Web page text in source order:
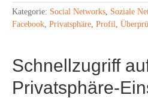
Kategorie: Social Networks, Soziale
Facebook, Privatsphäre, Profil,
Schnellzugriff
Privatsphäre-